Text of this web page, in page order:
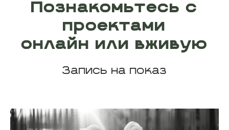
Познакомьтесь с
проектами
онлайн или вживую
Запись на показ